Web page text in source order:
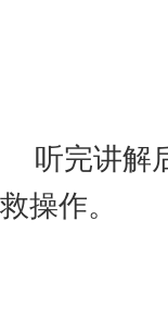
听完讲解
救操作。